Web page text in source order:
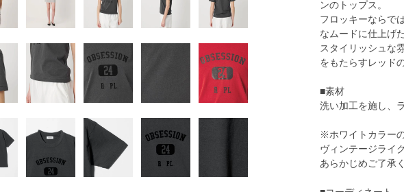
ンのトップス。
フロッキーならで
なムードに仕上げ
スタイリッシュな
をもたらすレッド
■素材
洗い加工を施し、
※ホワイトカラー
ヴィンテージライ
あらかじめご了承